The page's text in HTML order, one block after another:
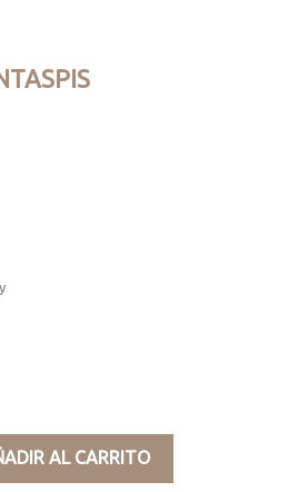
AL CARRITO